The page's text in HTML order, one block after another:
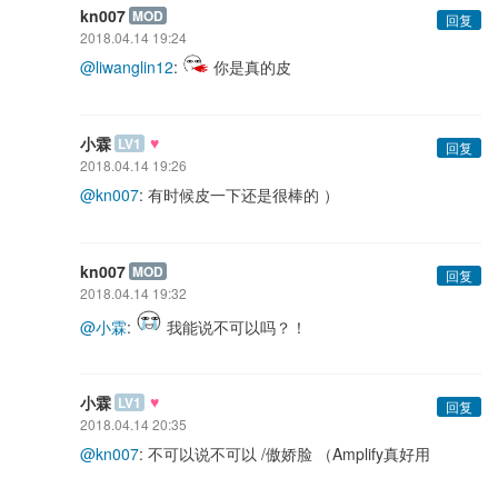
kn007 MOD
回复
2018.04.14 19:24
@liwanglin12: 你是真的皮
小霖 LV1 ♥
回复
2018.04.14 19:26
@kn007: 有时候皮一下还是很棒的 ）
kn007 MOD
回复
2018.04.14 19:32
@小霖: 我能说不可以吗？！
小霖 LV1 ♥
回复
2018.04.14 20:35
@kn007: 不可以说不可以 /傲娇脸 （Amplify真好用